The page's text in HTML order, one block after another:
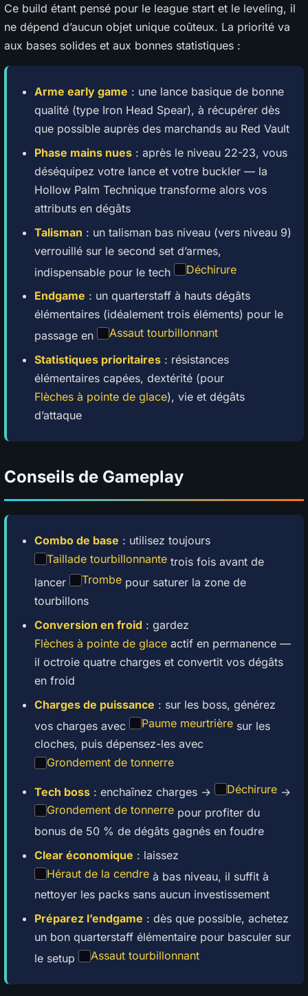
Ce build étant pensé pour le league start et le leveling, il
ne dépend d’aucun objet unique coûteux. La priorité va
aux bases solides et aux bonnes statistiques :
Arme early game : une lance basique de bonne
qualité (type Iron Head Spear), à récupérer dès
que possible auprès des marchands au Red Vault
Phase mains nues : après le niveau 22-23, vous
déséquipez votre lance et votre buckler — la
Hollow Palm Technique transforme alors vos
attributs en dégâts
Talisman : un talisman bas niveau (vers niveau 9)
verrouillé sur le second set d’armes,
indispensable pour le tech
Déchirure
Endgame : un quarterstaff à hauts dégâts
élémentaires (idéalement trois éléments) pour le
passage en
Assaut tourbillonnant
Statistiques prioritaires : résistances
élémentaires capées, dextérité (pour
Flèches à pointe de glace), vie et dégâts
d’attaque
Conseils de Gameplay
Combo de base : utilisez toujours
Taillade tourbillonnante trois fois avant de
lancer
Trombe pour saturer la zone de
tourbillons
Conversion en froid : gardez
Flèches à pointe de glace actif en permanence —
il octroie quatre charges et convertit vos dégâts
en froid
Charges de puissance : sur les boss, générez
vos charges avec
Paume meurtrière sur les
cloches, puis dépensez-les avec
Grondement de tonnerre
Tech boss : enchaînez charges → Déchirure →
Grondement de tonnerre pour profiter du
bonus de 50 % de dégâts gagnés en foudre
Clear économique : laissez
Héraut de la cendre à bas niveau, il suffit à
nettoyer les packs sans aucun investissement
Préparez l’endgame : dès que possible, achetez
un bon quarterstaff élémentaire pour basculer sur
le setup
Assaut tourbillonnant